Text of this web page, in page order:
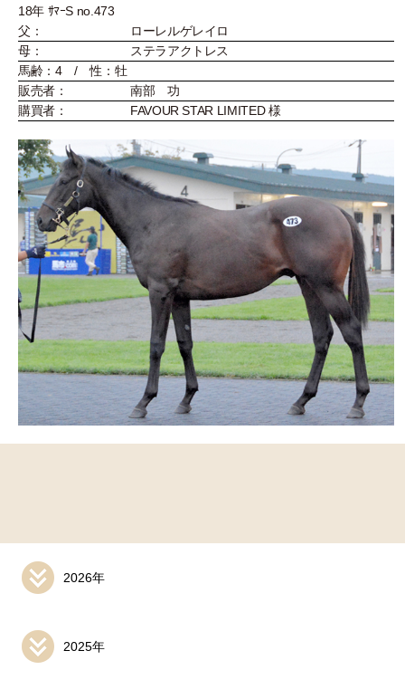
18年 ｻﾏｰS no.473
父：
ローレルゲレイロ
母：
ステラアクトレス
馬齢：4 / 性：牡
販売者：
南部 功
購買者：
FAVOUR STAR LIMITED 様
2026年
2025年